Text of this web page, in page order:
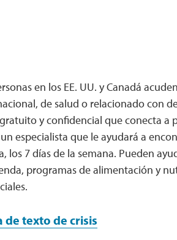
en los EE. UU. y Canadá
de salud o relacionado con
y confidencial que conecta a
especialista que le ayudará a
los 7 días de la semana. Pueden
programas de alimentación y
de texto de crisis